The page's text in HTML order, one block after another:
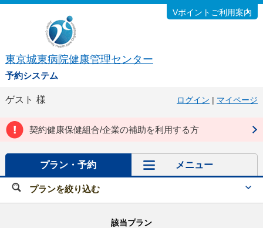
東京城東病院健康管理センター
予約システム
Vポイントご利用案内
ゲスト 様 ログイン | マイページ
契約健康保健組合/企業の補助を利用する方
プラン・予約 メニュー
プランを絞り込む
該当プラン